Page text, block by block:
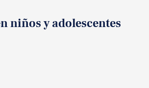
niños y adolescentes